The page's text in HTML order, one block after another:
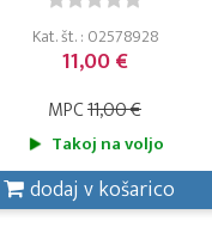
Kat. št. : 02578928
11,00 €
MPC11,00 €
Takoj na voljo
dodaj v košarico